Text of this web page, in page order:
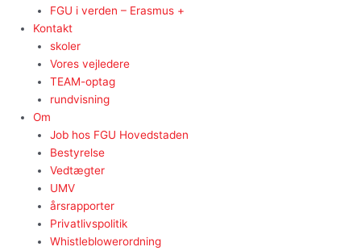
FGU i verden – Erasmus +
Kontakt
skoler
Vores vejledere
TEAM-optag
rundvisning
Om
Job hos FGU Hovedstaden
Bestyrelse
Vedtægter
UMV
årsrapporter
Privatlivspolitik
Whistleblowerordning